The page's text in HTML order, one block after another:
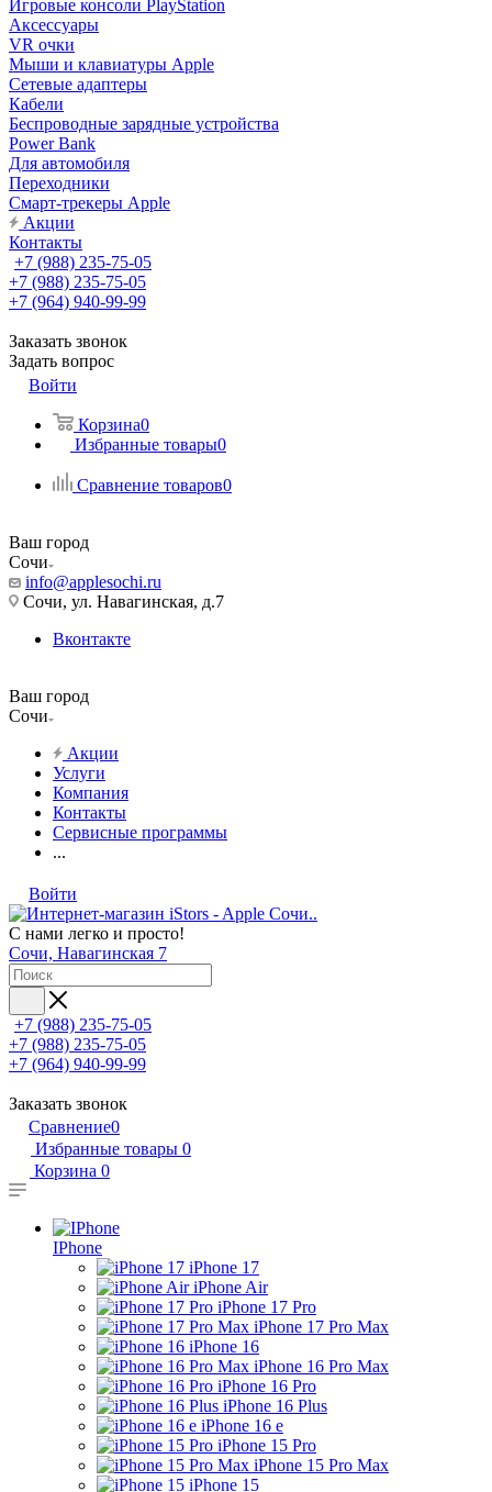
Игровые консоли PlayStation
Аксессуары
VR очки
Мыши и клавиатуры Apple
Сетевые адаптеры
Кабели
Беспроводные зарядные устройства
Power Bank
Для автомобиля
Переходники
Смарт-трекеры Apple
Акции
Контакты
+7 (988) 235-75-05
+7 (988) 235-75-05
+7 (964) 940-99-99
Заказать звонок
Задать вопрос
Войти
Корзина0
Избранные товары0
Сравнение товаров0
Ваш город
Сочи
info@applesochi.ru
Сочи, ул. Навагинская, д.7
Вконтакте
Ваш город
Сочи
Акции
Услуги
Компания
Контакты
Сервисные программы
...
Войти
С нами легко и просто!
Сочи, Навагинская 7
+7 (988) 235-75-05
+7 (988) 235-75-05
+7 (964) 940-99-99
Заказать звонок
Сравнение0
Избранные товары 0
Корзина 0
IPhone
iPhone 17
iPhone Air
iPhone 17 Pro
iPhone 17 Pro Max
iPhone 16
iPhone 16 Pro Max
iPhone 16 Pro
iPhone 16 Plus
iPhone 16 e
iPhone 15 Pro
iPhone 15 Pro Max
iPhone 15